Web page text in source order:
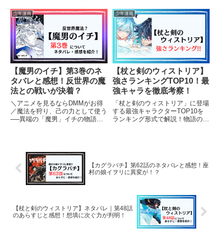
る同僚・山田さん──。SNSでも
話題沸騰中の漫画『みいちゃんと
山田さん』は、ただの夜職ストー
リーではありません。家庭や恋...
ーレン」をお楽しみくださ
い！！！「葬送のフリーレンは」
現在週刊少年サンデーで連載中の
大人気少年漫画です！
少年漫画
【魔男のイチ】第3巻のネ
タバレと感想！反世界の魔
法との戦いが決着？
＼アニメを見るならDMMがお得
／魔法を狩り、己の力として使う
──異端の「魔男」イチの物語が
て、現代最強の魔女・デスカラス
がとイチとの関係にも大きな変
化...
少年漫画
【杖と剣のウィストリア】
強さランキングTOP10！最
強キャラを徹底考察！
「杖と剣のウィストリア」に登場
する最強キャラクターTOP10を
ランキング形式で解説！物語の主
【カグラバチ】第62話のネタバレと感想！座
村の娘イヲリに異変が！？
【杖と剣のウィストリア】ネタバレ｜第48話
のあらすじと感想！想填に次ぐ力が判明！